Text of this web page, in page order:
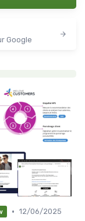
Google
• 12/06/2025